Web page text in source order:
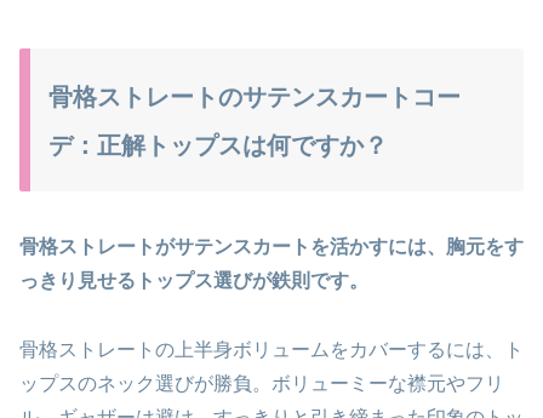
骨格ストレートのサテンスカートコー
デ：正解トップスは何ですか？
骨格ストレートがサテンスカートを活かすには、胸元をす
っきり見せるトップス選びが鉄則です。
骨格ストレートの上半身ボリュームをカバーするには、ト
ップスのネック選びが勝負。ボリューミーな襟元やフリ